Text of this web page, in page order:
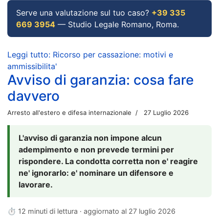
Serve una valutazione sul tuo caso? +39 335
669 3954 — Studio Legale Romano, Roma.
Leggi tutto: Ricorso per cassazione: motivi e
ammissibilita'
Avviso di garanzia: cosa fare
davvero
Arresto all'estero e difesa internazionale 27 Luglio 2026
L'avviso di garanzia non impone alcun
adempimento e non prevede termini per
rispondere. La condotta corretta non e' reagire
ne' ignorarlo: e' nominare un difensore e
lavorare.
⏱ 12 minuti di lettura · aggiornato al 27 luglio 2026